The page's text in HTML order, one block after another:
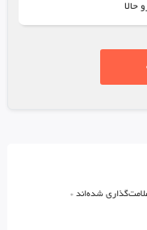
حالا
شده‌اند *